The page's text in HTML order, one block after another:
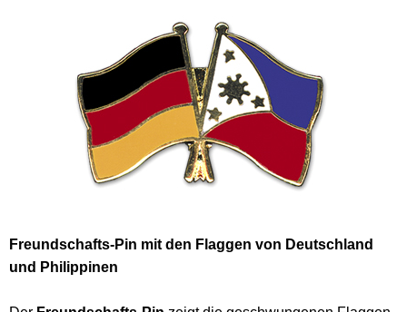
Freundschafts-Pin mit den Flaggen von Deutschland
und Philippinen